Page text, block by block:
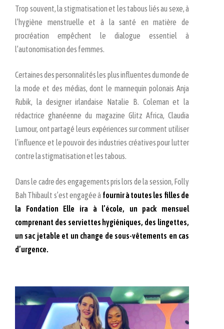
Trop souvent, la stigmatisation et les tabous liés au sexe, à
l’hygiène menstruelle et à la santé en matière de
procréation empêchent le dialogue essentiel à
l’autonomisation des femmes.
Certaines des personnalités les plus influentes du monde de
la mode et des médias, dont le mannequin polonais Anja
Rubik, la designer irlandaise Natalie B. Coleman et la
rédactrice ghanéenne du magazine Glitz Africa, Claudia
Lumour, ont partagé leurs expériences sur comment utiliser
l’influence et le pouvoir des industries créatives pour lutter
contre la stigmatisation et les tabous.
Dans le cadre des engagements pris lors de la session, Folly
Bah Thibault s’est engagée à fournir à toutes les filles de
la Fondation Elle ira à l’école, un pack mensuel
comprenant des serviettes hygiéniques, des lingettes,
un sac jetable et un change de sous-vêtements en cas
d’urgence.